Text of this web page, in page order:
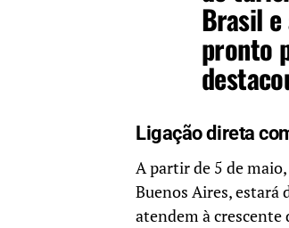
Brasil e
pronto
Ligação direta
A partir de 5 de
Buenos Aires, estará
atendem à